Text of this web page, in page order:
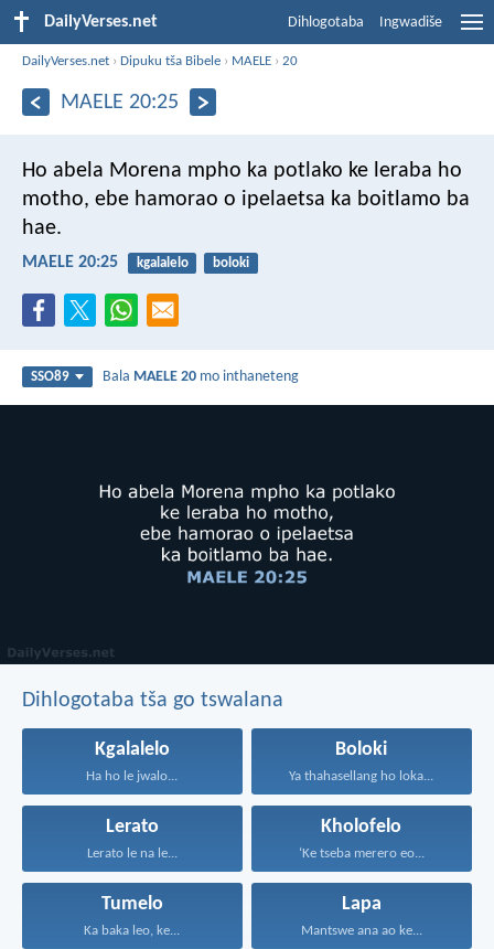
DailyVerses.net Dihlogotaba Ingwadiše
DailyVerses.net ›Dipuku tša Bibele › MAELE ›20
MAELE 20:25
Ho abela Morena mpho ka potlako ke leraba ho
motho, ebe hamorao o ipelaetsa ka boitlamo ba
hae.
MAELE 20:25 kgalalelo boloki
SSO89 Bala MAELE 20 mo inthaneteng
Dihlogotaba tša go tswalana
Kgalalelo
Ha ho le jwalo...
Boloki
Ya thahasellang ho loka...
Lerato
Lerato le na le...
Kholofelo
‘Ke tseba merero eo...
Tumelo
Ka baka leo, ke...
Lapa
Mantswe ana ao ke...